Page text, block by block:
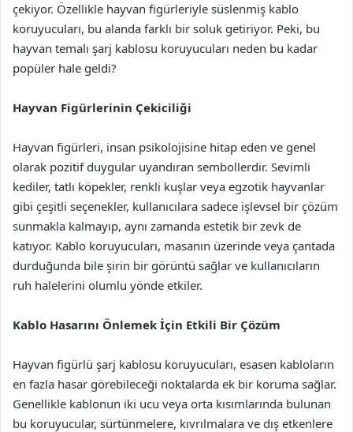
çekiyor. Özellikle hayvan figürleriyle süslenmiş kablo
koruyucuları, bu alanda farklı bir soluk getiriyor. Peki, bu
hayvan temalı şarj kablosu koruyucuları neden bu kadar
popüler hale geldi?
Hayvan Figürlerinin Çekiciliği
Hayvan figürleri, insan psikolojisine hitap eden ve genel
olarak pozitif duygular uyandıran sembollerdir. Sevimli
kediler, tatlı köpekler, renkli kuşlar veya egzotik hayvanlar
gibi çeşitli seçenekler, kullanıcılara sadece işlevsel bir çözüm
sunmakla kalmayıp, aynı zamanda estetik bir zevk de
katıyor. Kablo koruyucuları, masanın üzerinde veya çantada
durduğunda bile şirin bir görüntü sağlar ve kullanıcıların
ruh halelerini olumlu yönde etkiler.
Kablo Hasarını Önlemek İçin Etkili Bir Çözüm
Hayvan figürlü şarj kablosu koruyucuları, esasen kabloların
en fazla hasar görebileceği noktalarda ek bir koruma sağlar.
Genellikle kablonun iki ucu veya orta kısımlarında bulunan
bu koruyucular, sürtünmelere, kıvrılmalara ve dış etkenlere